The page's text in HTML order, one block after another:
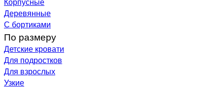
Деревянные
С бортиками
По размеру
Детские кровати
Для подростков
Для взрослых
Узкие